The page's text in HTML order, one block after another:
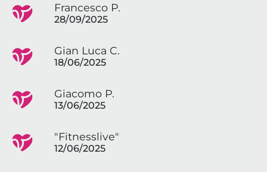
Francesco P.
28/09/2025
Gian Luca C.
18/06/2025
Giacomo P.
13/06/2025
"Fitnesslive"
12/06/2025